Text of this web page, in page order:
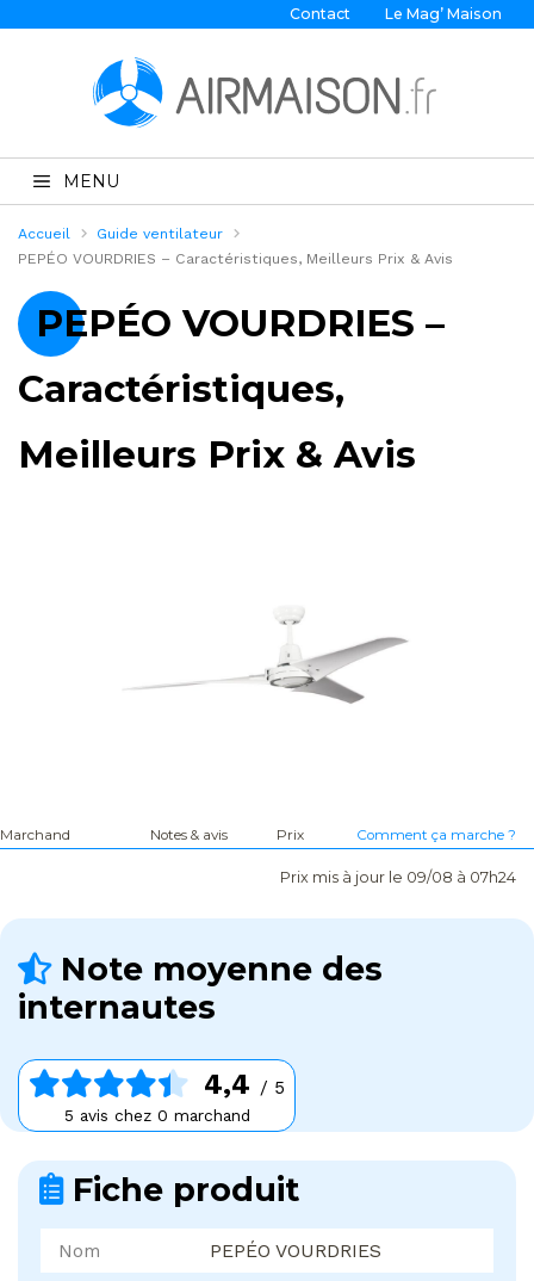
Contact Le Mag’ Maison
MENU
Accueil
Guide ventilateur
PEPÉO VOURDRIES – Caractéristiques, Meilleurs Prix & Avis
PEPÉO VOURDRIES –
Caractéristiques,
Meilleurs Prix & Avis
Marchand Notes & avis Prix Comment ça marche ?
Prix mis à jour le 09/08 à 07h24
Note moyenne des
internautes
4,4 / 5
5 avis chez 0 marchand
Fiche produit
Nom
PEPÉO VOURDRIES